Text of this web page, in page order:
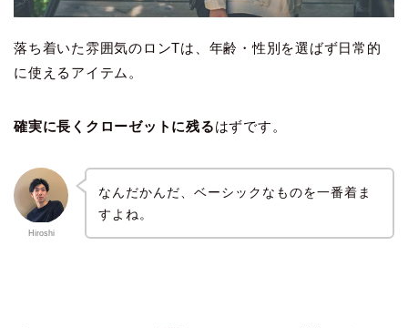
落ち着いた雰囲気のロンTは、年齢・性別を選ばず日常的
に使えるアイテム。
確実に長くクローゼットに残るはずです。
Hiroshi
なんだかんだ、ベーシックなものを一番着ま
すよね。